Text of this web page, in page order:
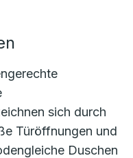
sich durch
Türöffnungen und
Duschen